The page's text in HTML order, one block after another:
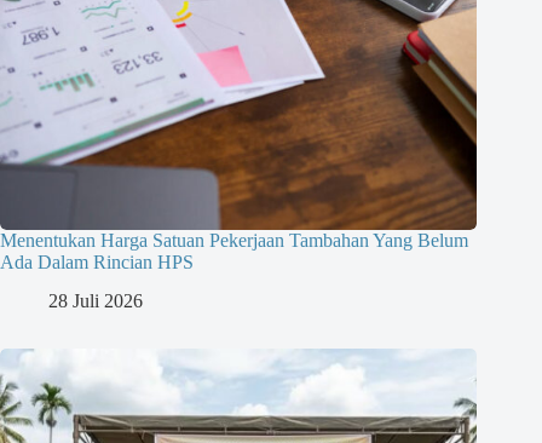
Menentukan Harga Satuan Pekerjaan Tambahan Yang Belum
Ada Dalam Rincian HPS
28 Juli 2026